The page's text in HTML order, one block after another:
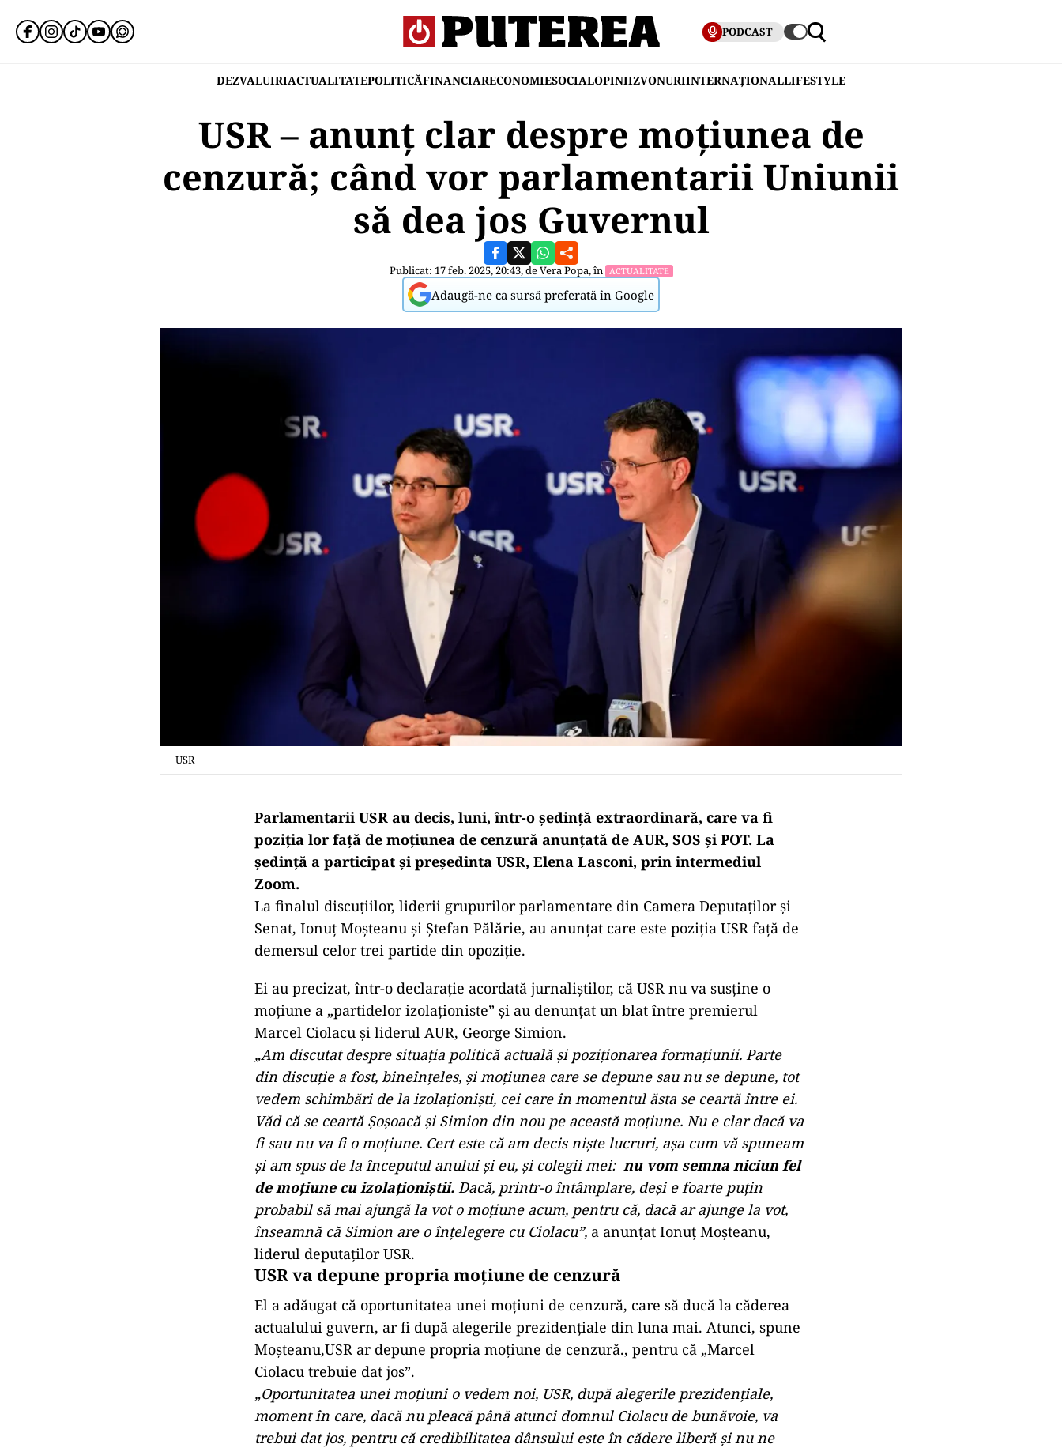
PODCAST
DEZVALUIRIACTUALITATEPOLITICĂFINANCIARECONOMIESOCIALOPINIIZVONURIINTERNAȚIONALLIFESTYLE
USR – anunț clar despre moțiunea de
cenzură; când vor parlamentarii Uniunii
să dea jos Guvernul
Publicat: 17 feb. 2025, 20:43, deVera Popa, în ACTUALITATE
Adaugă-ne ca sursă preferată în Google
USR
Parlamentarii USR au decis, luni, într-o ședință extraordinară, care va fi
poziția lor față de moțiunea de cenzură anunțată de AUR, SOS și POT. La
ședință a participat și președinta USR, Elena Lasconi, prin intermediul
Zoom.
La finalul discuțiilor, liderii grupurilor parlamentare din Camera Deputaților și
Senat, Ionuț Moșteanu și Ștefan Pălărie, au anunțat care este poziția USR față de
demersul celor trei partide din opoziție.
Ei au precizat, într-o declarație acordată jurnaliștilor, că USR nu va susține o
moțiune a „partidelor izolaționiste” și au denunțat un blat între premierul
Marcel Ciolacu și liderul AUR, George Simion.
„Am discutat despre situaţia politică actuală şi poziţionarea formaţiunii. Parte
din discuţie a fost, bineînţeles, şi moţiunea care se depune sau nu se depune, tot
vedem schimbări de la izolaţionişti, cei care în momentul ăsta se ceartă între ei.
Văd că se ceartă Şoşoacă şi Simion din nou pe această moţiune. Nu e clar dacă va
fi sau nu va fi o moţiune. Cert este că am decis nişte lucruri, aşa cum vă spuneam
şi am spus de la începutul anului şi eu, şi colegii mei: nu vom semna niciun fel
de moţiune cu izolaţioniştii. Dacă, printr-o întâmplare, deşi e foarte puţin
probabil să mai ajungă la vot o moţiune acum, pentru că, dacă ar ajunge la vot,
înseamnă că Simion are o înţelegere cu Ciolacu”, a anunțat Ionuț Moșteanu,
liderul deputaților USR.
USR va depune propria moțiune de cenzură
El a adăugat că oportunitatea unei moțiuni de cenzură, care să ducă la căderea
actualului guvern, ar fi după alegerile prezidențiale din luna mai. Atunci, spune
Moșteanu,USR ar depune propria moțiune de cenzură., pentru că „Marcel
Ciolacu trebuie dat jos”.
„Oportunitatea unei moţiuni o vedem noi, USR, după alegerile prezidenţiale,
moment în care, dacă nu pleacă până atunci domnul Ciolacu de bunăvoie, va
trebui dat jos, pentru că credibilitatea dânsului este în cădere liberă şi nu ne